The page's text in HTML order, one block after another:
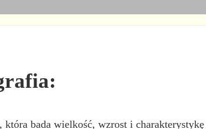
która bada wielkość, wzrost i